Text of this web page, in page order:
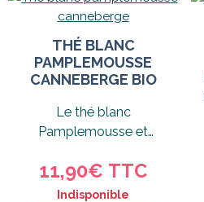
THÉ BLANC
PAMPLEMOUSSE
CANNEBERGE BIO
Le thé blanc
Pamplemousse et
est une recette pour les
amateurs de...
11,90€ TTC
Indisponible